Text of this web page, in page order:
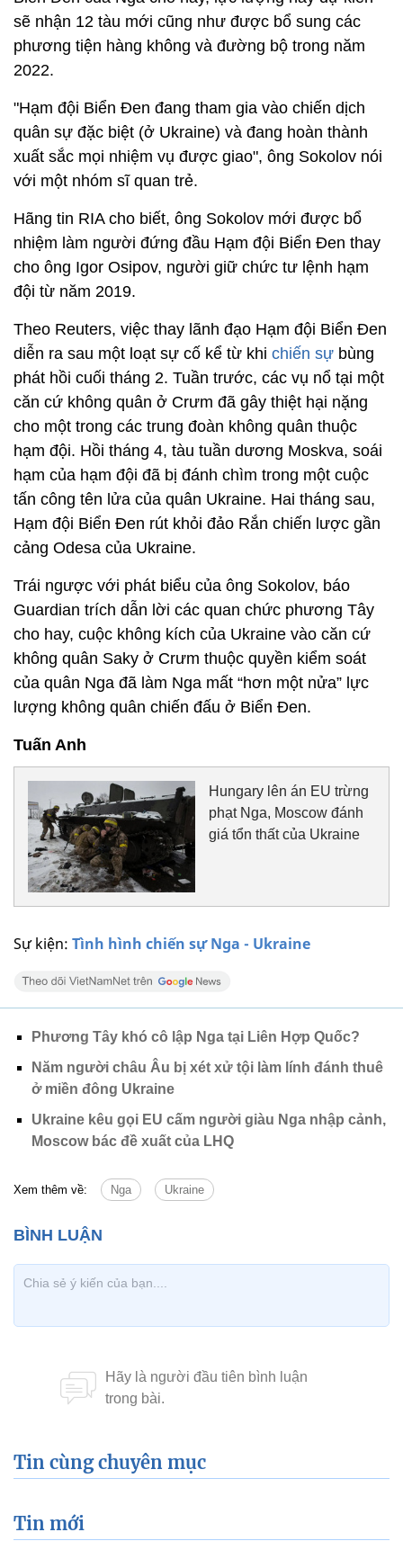
Sự kiện: Tình hình chiến sự Nga - Ukraine
sẽ nhận 12 tàu mới cũng như được bổ sung các
phương tiện hàng không và đường bộ trong năm
2022.
"Hạm đội Biển Đen đang tham gia vào chiến dịch
quân sự đặc biệt (ở Ukraine) và đang hoàn thành
xuất sắc mọi nhiệm vụ được giao", ông Sokolov nói
với một nhóm sĩ quan trẻ.
Hãng tin RIA cho biết, ông Sokolov mới được bổ
nhiệm làm người đứng đầu Hạm đội Biển Đen thay
cho ông Igor Osipov, người giữ chức tư lệnh hạm
đội từ năm 2019.
Theo Reuters, việc thay lãnh đạo Hạm đội Biển Đen
diễn ra sau một loạt sự cố kể từ khi chiến sự bùng
phát hồi cuối tháng 2. Tuần trước, các vụ nổ tại một
căn cứ không quân ở Crưm đã gây thiệt hại nặng
cho một trong các trung đoàn không quân thuộc
hạm đội. Hồi tháng 4, tàu tuần dương Moskva, soái
hạm của hạm đội đã bị đánh chìm trong một cuộc
tấn công tên lửa của quân Ukraine. Hai tháng sau,
Hạm đội Biển Đen rút khỏi đảo Rắn chiến lược gần
cảng Odesa của Ukraine.
Trái ngược với phát biểu của ông Sokolov, báo
Guardian trích dẫn lời các quan chức phương Tây
cho hay, cuộc không kích của Ukraine vào căn cứ
không quân Saky ở Crưm thuộc quyền kiểm soát
của quân Nga đã làm Nga mất “hơn một nửa” lực
lượng không quân chiến đấu ở Biển Đen.
Tuấn Anh
Hungary lên án EU trừng
phạt Nga, Moscow đánh
giá tổn thất của Ukraine
Phương Tây khó cô lập Nga tại Liên Hợp Quốc?
Năm người châu Âu bị xét xử tội làm lính đánh thuê
ở miền đông Ukraine
Ukraine kêu gọi EU cấm người giàu Nga nhập cảnh,
Moscow bác đề xuất của LHQ
Xem thêm về: Nga Ukraine
Tin cùng chuyên mục
Tin mới